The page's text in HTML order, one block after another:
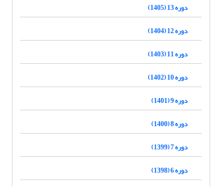
دوره 13 (1405)
دوره 12 (1404)
دوره 11 (1403)
دوره 10 (1402)
دوره 9 (1401)
دوره 8 (1400)
دوره 7 (1399)
دوره 6 (1398)